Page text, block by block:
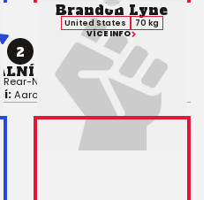
2
ZÁPAS MMA
Naked Choke), 3. kolo 1:43,
Aaron Menard
Brandon Lyne
United States
70 kg
VÍCE INFO